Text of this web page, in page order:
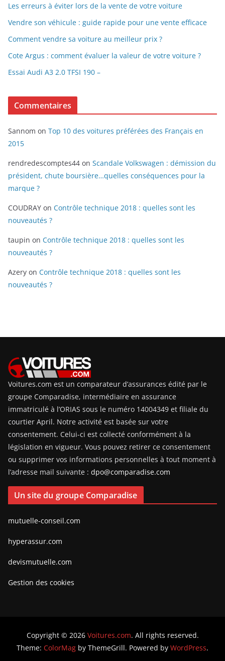
Les erreurs à éviter lors de la vente de votre voiture
Vendre son véhicule : guide rapide pour une vente efficace
Comment vendre sa voiture au meilleur prix ?
Cote Argus : comment évaluer la valeur de votre voiture ?
Essai Audi A3 2.0 TFSI 190 –
Commentaires
Sannom on Top 10 des voitures préférées des Français en
2015
rendredescomptes44 on Scandale Volkswagen : démission du
président, chute boursière…quelles conséquences pour la
marque ?
COUDRAY on Contrôle technique 2018 : quelles sont les
nouveautés ?
taupin on Contrôle technique 2018 : quelles sont les
nouveautés ?
Azery on Contrôle technique 2018 : quelles sont les
nouveautés ?
Voitures.com est un comparateur d’assurances édité par le
groupe Comparadise, intermédiaire en assurance
immatriculé à l’ORIAS sous le numéro 14004349 et filiale du
courtier April. Notre activité est basée sur votre
consentement. Celui-ci est collecté conformément à la
législation en vigueur. Vous pouvez retirer ce consentement
ou supprimer vos informations personnelles à tout moment à
l’adresse mail suivante : dpo@comparadise.com
Un site du groupe Comparadise
mutuelle-conseil.com
hyperassur.com
devismutuelle.com
Gestion des cookies
Copyright © 2026 Voitures.com. All rights reserved.
Theme: ColorMag by ThemeGrill. Powered by WordPress.